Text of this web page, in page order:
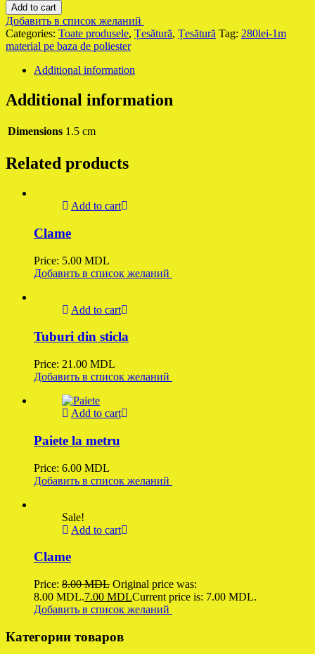
Add to cart
Добавить в список желаний
Categories: Toate produsele, Țesătură, Țesătură Tag: 280lei-1m
material pe baza de poliester
Additional information
Additional information
Dimensions 1.5 cm
Related products
Add to cart
Clame
Price: 5.00 MDL
Добавить в список желаний
Add to cart
Tuburi din sticla
Price: 21.00 MDL
Добавить в список желаний
Add to cart
Paiete la metru
Price: 6.00 MDL
Добавить в список желаний
Sale!
Add to cart
Clame
Price: 8.00MDL Original price was:
8.00 MDL.7.00 MDLCurrent price is: 7.00 MDL.
Добавить в список желаний
Категории товаров